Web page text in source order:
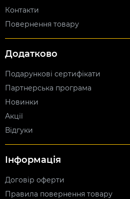
Контакти
Повернення товару
Додатково
Подарункові сертифікати
Партнерська програма
Новинки
Акції
Відгуки
Інформація
Договір оферти
Правила повернення товару